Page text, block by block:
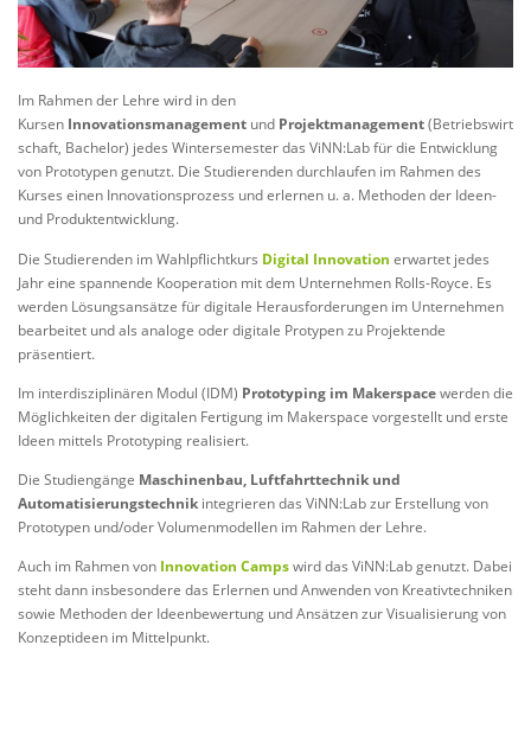
Im Rahmen der Lehre wird in den
Kursen Innovationsmanagement und Projektmanagement(Betriebswirt
schaft, Bachelor) jedes Wintersemester das ViNN:Lab für die Entwicklung
von Prototypen genutzt. Die Studierenden durchlaufen im Rahmen des
Kurses einen Innovationsprozess und erlernen u. a. Methoden der Ideen-
und Produktentwicklung.
Die Studierenden im Wahlpflichtkurs Digital Innovation erwartet jedes
Jahr eine spannende Kooperation mit dem Unternehmen Rolls-Royce. Es
werden Lösungsansätze für digitale Herausforderungen im Unternehmen
bearbeitet und als analoge oder digitale Protypen zu Projektende
präsentiert.
Im interdisziplinären Modul (IDM) Prototyping im Makerspacewerden die
Möglichkeiten der digitalen Fertigung im Makerspace vorgestellt und erste
Ideen mittels Prototyping realisiert.
Die Studiengänge Maschinenbau, Luftfahrttechnik und
Automatisierungstechnik integrieren das ViNN:Lab zur Erstellung von
Prototypen und/oder Volumenmodellen im Rahmen der Lehre.
Auch im Rahmen von Innovation Campswird das ViNN:Lab genutzt. Dabei
steht dann insbesondere das Erlernen und Anwenden von Kreativtechniken
sowie Methoden der Ideenbewertung und Ansätzen zur Visualisierung von
Konzeptideen im Mittelpunkt.